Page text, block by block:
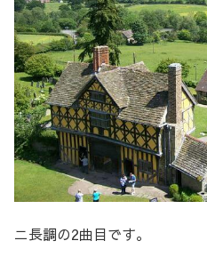
ニ長調の2曲目です。